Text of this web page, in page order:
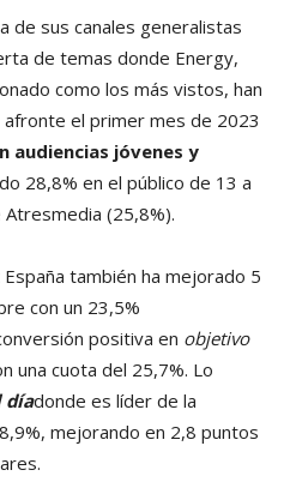
de sus canales generalistas
de temas donde Energy,
como los más vistos, han
el primer mes de 2023
audiencias jóvenes y
28,8% en el público de 13 a
(25,8%).
también ha mejorado 5
con un 23,5%
positiva en objetivo
una cuota del 25,7%. Lo
díadonde es líder de la
mejorando en 2,8 puntos